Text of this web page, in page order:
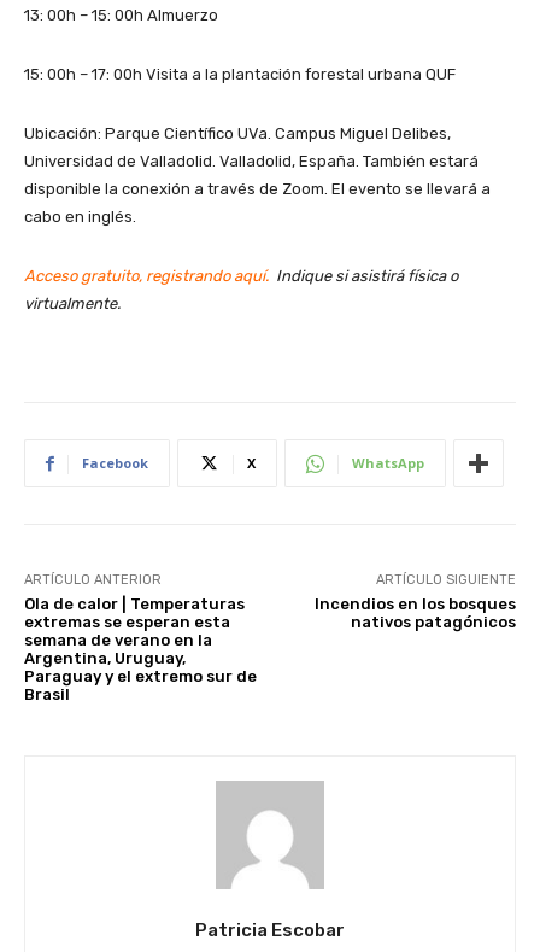
13: 00h – 15: 00h Almuerzo
15: 00h – 17: 00h Visita a la plantación forestal urbana QUF
Ubicación: Parque Científico UVa. Campus Miguel Delibes,
Universidad de Valladolid. Valladolid, España. También estará
disponible la conexión a través de Zoom. El evento se llevará a
cabo en inglés.
Acceso gratuito, registrando aquí. Indique si asistirá física o
virtualmente.
Facebook X WhatsApp
ARTÍCULO ANTERIOR
Ola de calor | Temperaturas
extremas se esperan esta
semana de verano en la
Argentina, Uruguay,
Paraguay y el extremo sur de
Brasil
ARTÍCULO SIGUIENTE
Incendios en los bosques
nativos patagónicos
Patricia Escobar